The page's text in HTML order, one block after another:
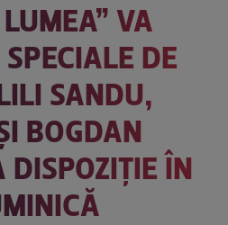
VA
DE
SANDU,
BOGDAN
ÎN